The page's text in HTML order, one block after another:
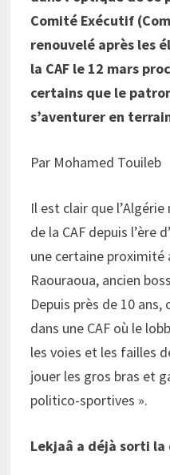
Comité Exécutif
renouvelé après les
la CAF le 12 mars
certains que le
s’aventurer en
Par Mohamed Touileb
Il est clair que l’Algérie
de la CAF depuis l’ère
une certaine proximité
Raouraoua, ancien
Depuis près de 10 ans,
dans une CAF où le
les voies et les failles
jouer les gros bras et
politico-sportives ».
Lekjaâ a déjà sorti la